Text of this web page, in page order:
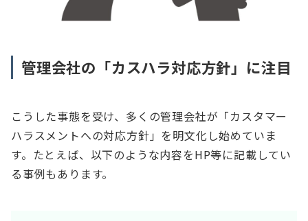
管理会社の「カスハラ対応方針」に注目
こうした事態を受け、多くの管理会社が「カスタマー
ハラスメントへの対応方針」を明文化し始めていま
す。たとえば、以下のような内容をHP等に記載してい
る事例もあります。